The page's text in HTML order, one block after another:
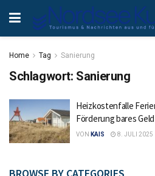
Home Tag Sanierung
Schlagwort: Sanierung
Heizkostenfalle
Förderung bares
VON KAIS 8. JULI 2025
BROWSE BY CATEGORIES